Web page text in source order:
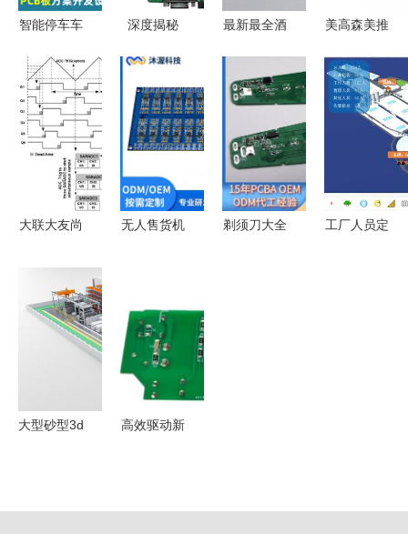
智能停车车
板开发 软
硬件协同定
制方案解析
深度揭秘
到量产的创
新路径与价
最新最全酒
技术解析
PCBA方案
板的核心价
值与应用前
瞻
美高森美推
量子铷微型
原子钟 持
续引领计时
解决方案革
大联大友尚
的汽车OBC
和DC-DC
板
无人售货机
板技术详解
剃须刀大全
工厂人员定
大型砂型3d
高效驱动新